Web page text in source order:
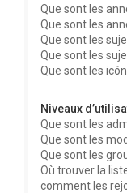
Que sont les
Que sont les
Que sont les
Que sont les
Que sont les
Niveaux
Que sont les
Que sont les
Que sont les
Où trouver la
comment les